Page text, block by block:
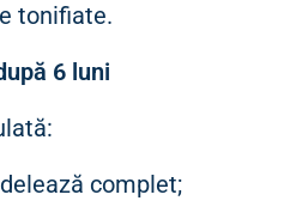
tonifiate.
6 luni
complet;